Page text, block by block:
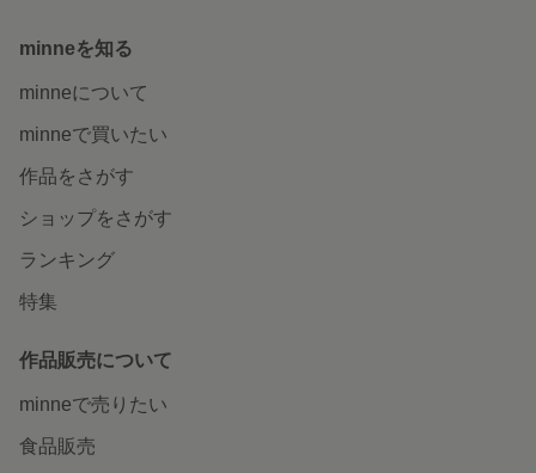
minneを知る
minneについて
minneで買いたい
作品をさがす
ショップをさがす
ランキング
特集
作品販売について
minneで売りたい
食品販売